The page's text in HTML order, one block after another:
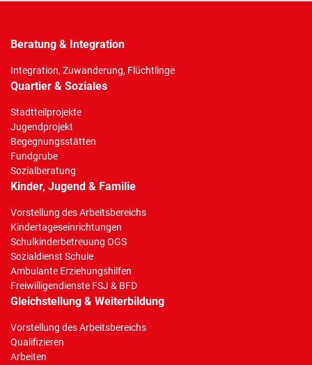
Beratung & Integration
Integration, Zuwanderung, Flüchtlinge
Quartier & Soziales
Stadtteilprojekte
Jugendprojekt
Begegnungsstätten
Fundgrube
Sozialberatung
Kinder, Jugend & Familie
Vorstellung des Arbeitsbereichs
Kindertageseinrichtungen
Schulkinderbetreuung OGS
Sozialdienst Schule
Ambulante Erziehungshilfen
Freiwilligendienste FSJ & BFD
Gleichstellung & Weiterbildung
Vorstellung des Arbeitsbereichs
Qualifizieren
Arbeiten